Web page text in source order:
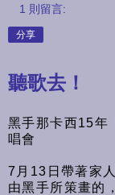
1 則留言:
分享
聽歌去！
黑手那卡西15年
唱會
7月13日帶著家
由黑手所策畫的